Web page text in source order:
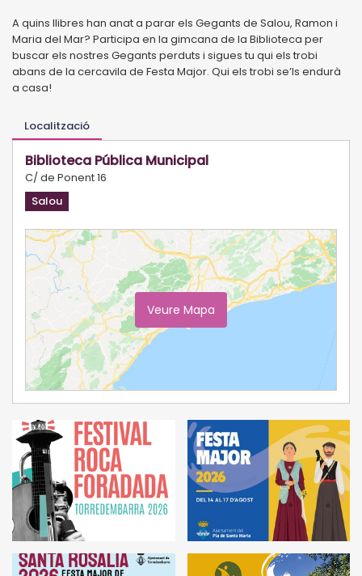
A quins llibres han anat a parar els Gegants de Salou, Ramon i
Maria del Mar? Participa en la gimcana de la Biblioteca per
buscar els nostres Gegants perduts i sigues tu qui els trobi
abans de la cercavila de Festa Major. Qui els trobi se’ls endurà
a casa!
Localització
Biblioteca Pública Municipal
C/ de Ponent 16
Salou
Veure Mapa